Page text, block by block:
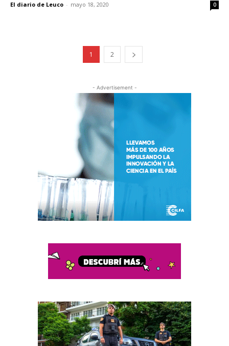
El diario de Leuco - mayo 18, 2020 0
1 2
- Advertisement -